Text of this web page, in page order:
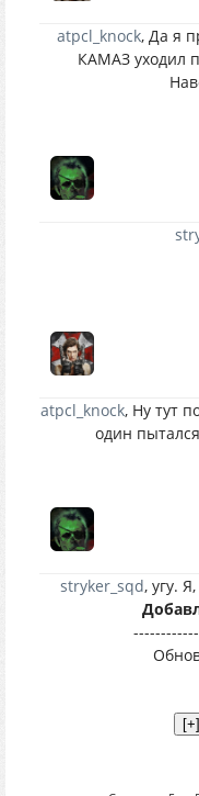
atpcl_knock, Да я
КАМАЗ уходил
atpcl_knock, Ну тут
один
stryker_sqd, угу.